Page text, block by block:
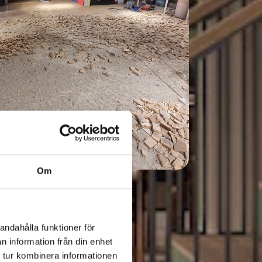
Om
funktioner för
information från din enhet
kombinera informationen